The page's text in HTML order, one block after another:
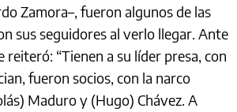
Zamora–, fueron algunos de las
sus seguidores al verlo llegar. Ante
reiteró: “Tienen a su líder presa, con
fueron socios, con la narco
Maduro y (Hugo) Chávez. A